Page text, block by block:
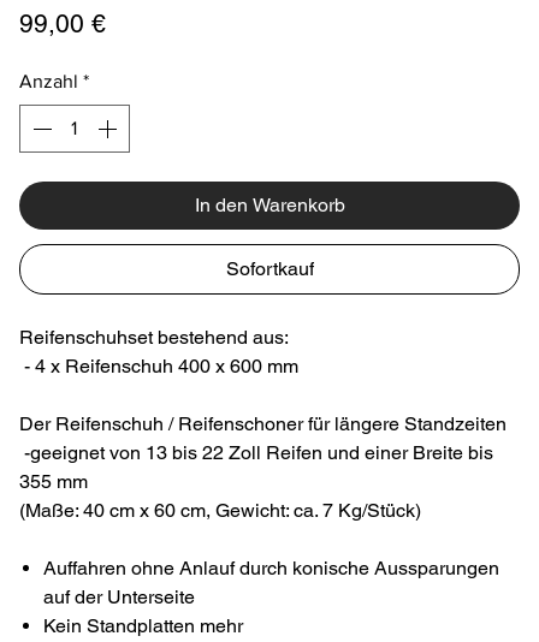
99,00 €Preis
Anzahl *
In den Warenkorb
Sofortkauf
Reifenschuhset bestehend aus:
- 4 x Reifenschuh 400 x 600 mm
Der Reifenschuh / Reifenschoner für längere Standzeiten
-geeignet von 13 bis 22 Zoll Reifen und einer Breite bis
355 mm
(Maße: 40 cm x 60 cm, Gewicht: ca. 7 Kg/Stück)
Auffahren ohne Anlauf durch konische Aussparungen
auf der Unterseite
Kein Standplatten mehr